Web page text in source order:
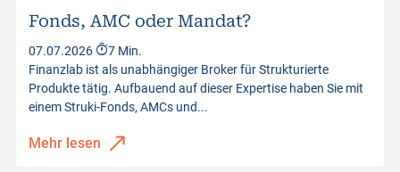
Fonds, AMC oder Mandat?
07.07.2026
7 Min.
Finanzlab ist als unabhängiger Broker für Strukturierte
Produkte tätig. Aufbauend auf dieser Expertise haben Sie mit
einem Struki-Fonds, AMCs und...
Mehr lesen